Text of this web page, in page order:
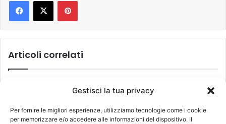
Gestisci la tua privacy
Per fornire le migliori esperienze, utilizziamo tecnologie come i cookie
per memorizzare e/o accedere alle informazioni del dispositivo. Il
Articoli correlati